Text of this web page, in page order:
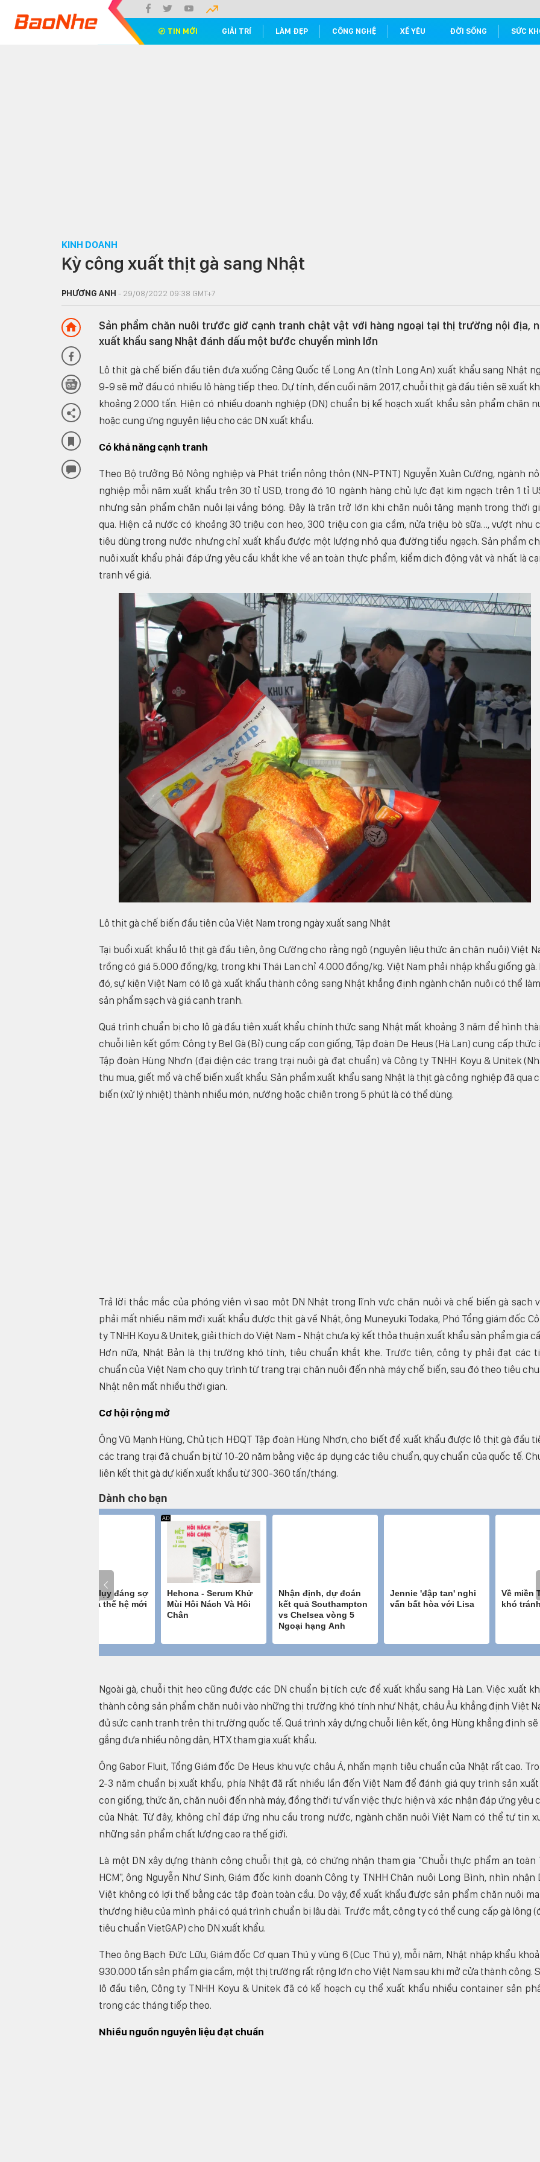
TIN MỚI GIẢI TRÍ LÀM ĐẸP CÔNG NGHỆ XẾ YÊU ĐỜI SỐNG SỨC
KINH DOANH
Kỳ công xuất thịt gà sang Nhật
PHƯƠNG ANH - 29/08/2022 09:38 GMT+7
Sản phẩm chăn nuôi trước giờ cạnh tranh chật vật với hàng ngoại tại thị trường nội địa,
xuất khẩu sang Nhật đánh dấu một bước chuyển mình lớn
Lô thịt gà chế biến đầu tiên đưa xuống Cảng Quốc tế Long An (tỉnh Long An) xuất khẩu sang Nhật
9-9 sẽ mở đầu có nhiều lô hàng tiếp theo. Dự tính, đến cuối năm 2017, chuỗi thịt gà đầu tiên sẽ xuất
khoảng 2.000 tấn. Hiện có nhiều doanh nghiệp (DN) chuẩn bị kế hoạch xuất khẩu sản phẩm chăn
hoặc cung ứng nguyên liệu cho các DN xuất khẩu.
Có khả năng cạnh tranh
Theo Bộ trưởng Bộ Nông nghiệp và Phát triển nông thôn (NN-PTNT) Nguyễn Xuân Cường, ngành
nghiệp mỗi năm xuất khẩu trên 30 tỉ USD, trong đó 10 ngành hàng chủ lực đạt kim ngạch trên 1 tỉ
nhưng sản phẩm chăn nuôi lại vắng bóng. Đây là trăn trở lớn khi chăn nuôi tăng mạnh trong thời
qua. Hiện cả nước có khoảng 30 triệu con heo, 300 triệu con gia cầm, nửa triệu bò sữa…, vượt nhu
tiêu dùng trong nước nhưng chỉ xuất khẩu được một lượng nhỏ qua đường tiểu ngạch. Sản phẩm
nuôi xuất khẩu phải đáp ứng yêu cầu khắt khe về an toàn thực phẩm, kiểm dịch động vật và nhất là
tranh về giá.
Lô thịt gà chế biến đầu tiên của Việt Nam trong ngày xuất sang Nhật
Tại buổi xuất khẩu lô thịt gà đầu tiên, ông Cường cho rằng ngô (nguyên liệu thức ăn chăn nuôi) Việt
trồng có giá 5.000 đồng/kg, trong khi Thái Lan chỉ 4.000 đồng/kg. Việt Nam phải nhập khẩu giống gà.
đó, sự kiện Việt Nam có lô gà xuất khẩu thành công sang Nhật khẳng định ngành chăn nuôi có thể
sản phẩm sạch và giá cạnh tranh.
Quá trình chuẩn bị cho lô gà đầu tiên xuất khẩu chính thức sang Nhật mất khoảng 3 năm để hình
chuỗi liên kết gồm: Công ty Bel Gà (Bỉ) cung cấp con giống, Tập đoàn De Heus (Hà Lan) cung cấp thức
Tập đoàn Hùng Nhơn (đại diện các trang trại nuôi gà đạt chuẩn) và Công ty TNHH Koyu & Unitek
thu mua, giết mổ và chế biến xuất khẩu. Sản phẩm xuất khẩu sang Nhật là thịt gà công nghiệp đã qua
biến (xử lý nhiệt) thành nhiều món, nướng hoặc chiên trong 5 phút là có thể dùng.
Trả lời thắc mắc của phóng viên vì sao một DN Nhật trong lĩnh vực chăn nuôi và chế biến gà sạch
phải mất nhiều năm mới xuất khẩu được thịt gà về Nhật, ông Muneyuki Todaka, Phó Tổng giám đốc
ty TNHH Koyu & Unitek, giải thích do Việt Nam - Nhật chưa ký kết thỏa thuận xuất khẩu sản phẩm gia
Hơn nữa, Nhật Bản là thị trường khó tính, tiêu chuẩn khắt khe. Trước tiên, công ty phải đạt các
chuẩn của Việt Nam cho quy trình từ trang trại chăn nuôi đến nhà máy chế biến, sau đó theo tiêu
Nhật nên mất nhiều thời gian.
Cơ hội rộng mở
Ông Vũ Mạnh Hùng, Chủ tịch HĐQT Tập đoàn Hùng Nhơn, cho biết để xuất khẩu được lô thịt gà đầu
các trang trại đã chuẩn bị từ 10-20 năm bằng việc áp dụng các tiêu chuẩn, quy chuẩn của quốc tế.
liên kết thịt gà dự kiến xuất khẩu từ 300-360 tấn/tháng.
Dành cho bạn
Ngoài gà, chuỗi thịt heo cũng được các DN chuẩn bị tích cực để xuất khẩu sang Hà Lan. Việc xuất
thành công sản phẩm chăn nuôi vào những thị trường khó tính như Nhật, châu Âu khẳng định Việt
đủ sức cạnh tranh trên thị trường quốc tế. Quá trình xây dựng chuỗi liên kết, ông Hùng khẳng định sẽ
gắng đưa nhiều nông dân, HTX tham gia xuất khẩu.
Ông Gabor Fluit, Tổng Giám đốc De Heus khu vực châu Á, nhấn mạnh tiêu chuẩn của Nhật rất cao.
2-3 năm chuẩn bị xuất khẩu, phía Nhật đã rất nhiều lần đến Việt Nam để đánh giá quy trình sản
con giống, thức ăn, chăn nuôi đến nhà máy, đồng thời tư vấn việc thực hiện và xác nhận đáp ứng yêu
của Nhật. Từ đây, không chỉ đáp ứng nhu cầu trong nước, ngành chăn nuôi Việt Nam có thể tự tin
những sản phẩm chất lượng cao ra thế giới.
Là một DN xây dựng thành công chuỗi thịt gà, có chứng nhận tham gia "Chuỗi thực phẩm an toàn
HCM", ông Nguyễn Như Sinh, Giám đốc kinh doanh Công ty TNHH Chăn nuôi Long Bình, nhìn nhận
Việt không có lợi thế bằng các tập đoàn toàn cầu. Do vậy, để xuất khẩu được sản phẩm chăn nuôi
thương hiệu của mình phải có quá trình chuẩn bị lâu dài. Trước mắt, công ty có thể cung cấp gà lông
tiêu chuẩn VietGAP) cho DN xuất khẩu.
Theo ông Bạch Đức Lữu, Giám đốc Cơ quan Thú y vùng 6 (Cục Thú y), mỗi năm, Nhật nhập khẩu
930.000 tấn sản phẩm gia cầm, một thị trường rất rộng lớn cho Việt Nam sau khi mở cửa thành công.
lô đầu tiên, Công ty TNHH Koyu & Unitek đã có kế hoạch cụ thể xuất khẩu nhiều container sản
trong các tháng tiếp theo.
Nhiều nguồn nguyên liệu đạt chuẩn